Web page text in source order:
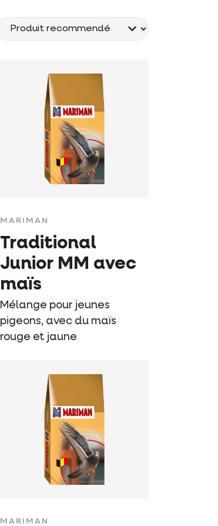
MARIMAN
Traditional
Junior MM avec
maïs
Mélange pour jeunes
pigeons, avec du maïs
rouge et jaune
MARIMAN